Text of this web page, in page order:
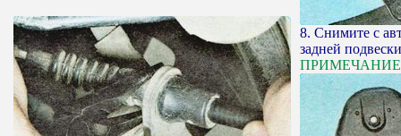
8. Снимите с
задней
ПРИМЕЧАНИЕ